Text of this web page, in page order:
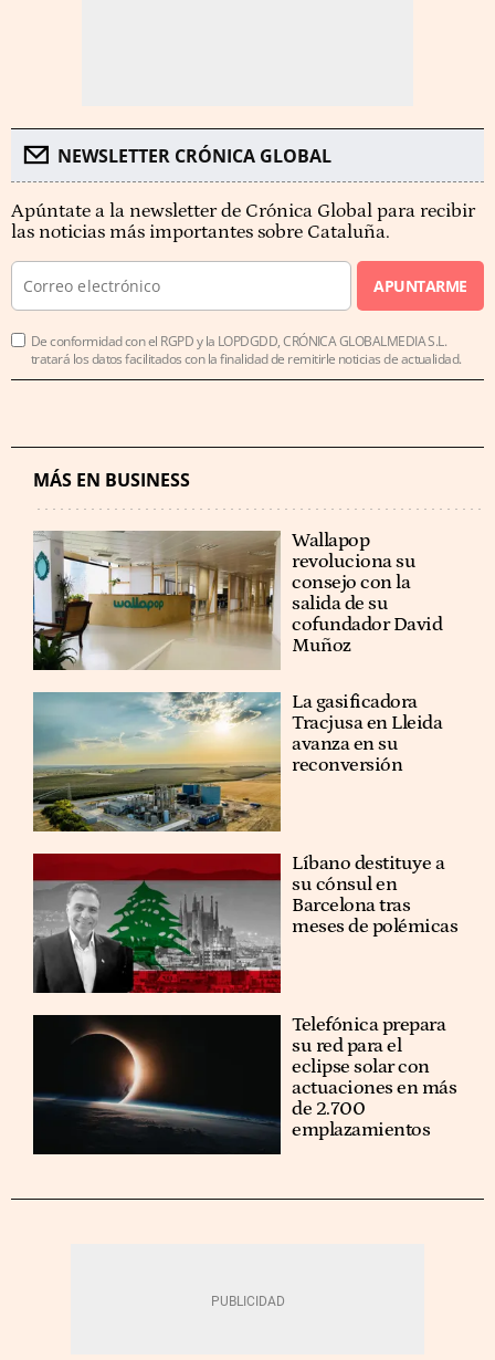
NEWSLETTER CRÓNICA GLOBAL
Apúntate a la newsletter de Crónica Global para recibir
las noticias más importantes sobre Cataluña.
APUNTARME
De conformidad con el RGPD y la LOPDGDD, CRÓNICA GLOBALMEDIA S.L.
tratará los datos facilitados con la finalidad de remitirle noticias de actualidad.
MÁS EN BUSINESS
Wallapop
revoluciona su
consejo con la
salida de su
cofundador David
Muñoz
La gasificadora
Tracjusa en Lleida
avanza en su
reconversión
Líbano destituye a
su cónsul en
Barcelona tras
meses de polémicas
Telefónica prepara
su red para el
eclipse solar con
actuaciones en más
de 2.700
emplazamientos